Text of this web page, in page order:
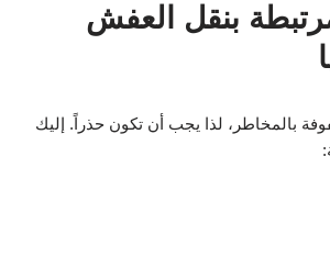
بنقل العفش
بالمخاطر، لذا يجب أن تكون حذراً. إليك